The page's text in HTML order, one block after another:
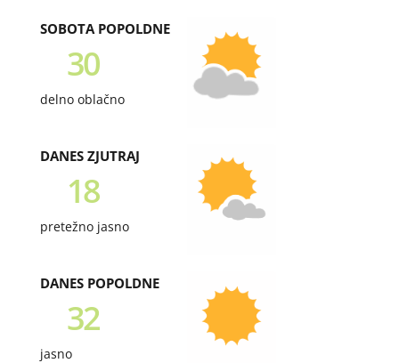
SOBOTA POPOLDNE
30
delno oblačno
DANES ZJUTRAJ
18
pretežno jasno
DANES POPOLDNE
32
jasno